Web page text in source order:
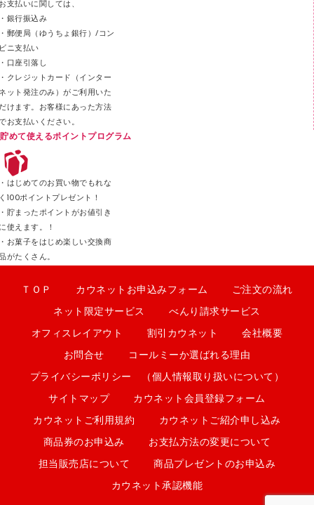
スティックのり
クリップ
カッター
支払いに関しては、
銀行振込み
郵便局（ゆうちょ銀行）/コン
ニ支払い
口座引落し
クレジットカード（インター
ット発注のみ）がご利用いた
けます。お客様にあった方法
お支払いください。
貯めて使えるポイントプログラム
はじめてのお買い物でもれな
100ポイントプレゼント！
貯まったポイントがお値引き
使えます。！
お菓子をはじめ楽しい交換商
がたくさん。
ＴＯＰ カウネットお申込みフォーム ご注文の流れ
ネット限定サービス べんり請求サービス
オフィスレイアウト 割引カウネット 会社概要
お問合せ コールミーか選ばれる理由
プライバシーポリシー （個人情報取り扱いについて）
サイトマップ カウネット会員登録フォーム
カウネットご利用規約 カウネットご紹介申し込み
商品券のお申込み お支払方法の変更について
担当販売店について 商品プレゼントのお申込み
カウネット承認機能